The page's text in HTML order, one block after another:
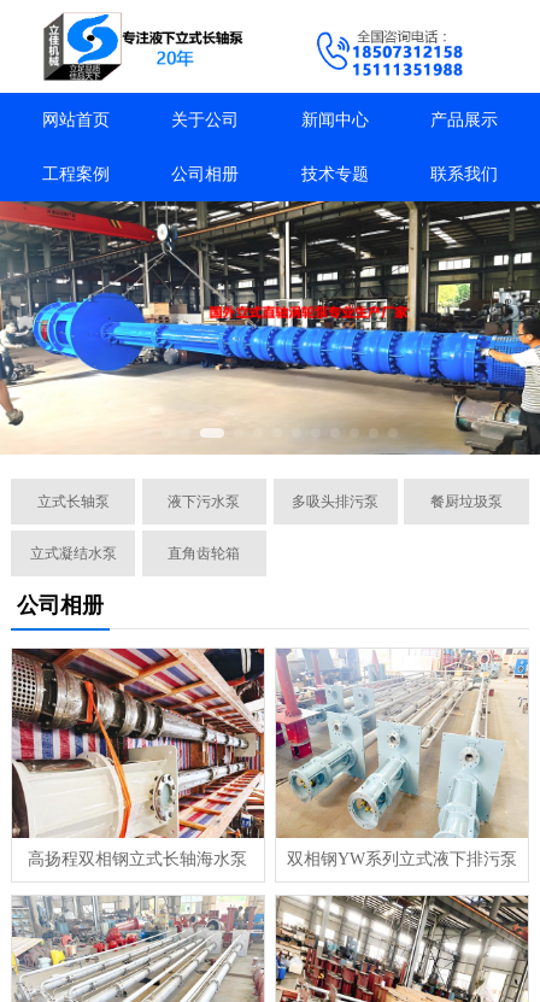
网站首页 关于公司 新闻中心 产品展示
工程案例 公司相册 技术专题 联系我们
立式长轴泵 液下污水泵 多吸头排污泵 餐厨垃圾泵
立式凝结水泵 直角齿轮箱
公司相册
高扬程双相钢立式长轴海水泵 双相钢YW系列立式液下排污泵